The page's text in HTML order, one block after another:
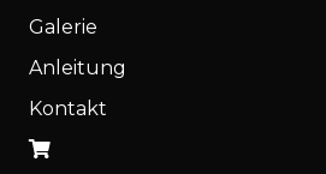
Galerie
Anleitung
Kontakt